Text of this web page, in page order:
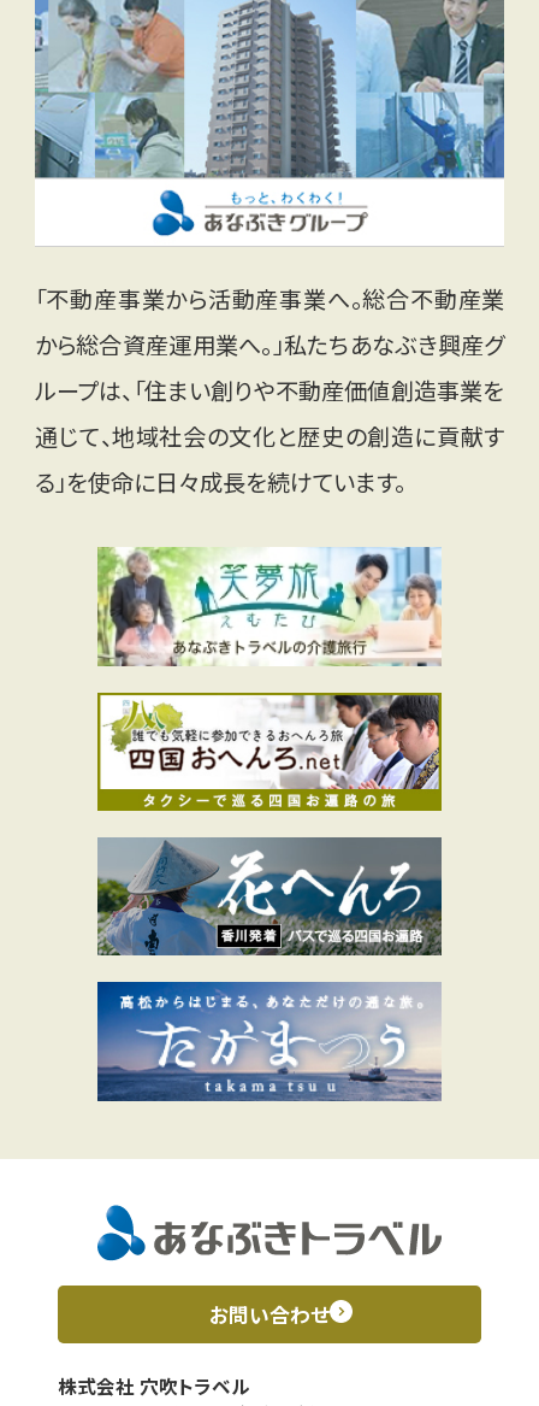
「不動産事業から活動産事業へ。総合不動産業
から総合資産運用業へ。」私たちあなぶき興産グ
ループは、「住まい創りや不動産価値創造事業を
通じて、地域社会の文化と歴史の創造に貢献す
る」を使命に日々成長を続けています。
お問い合わせ
株式会社 穴吹トラベル